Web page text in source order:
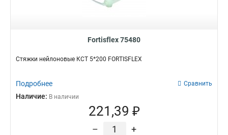
Fortisflex 75480
Стяжки нейлоновые КСТ 5*200 FORTISFLEX
Подробнее Сравнить
Наличие: В наличии
221,39 ₽
– +